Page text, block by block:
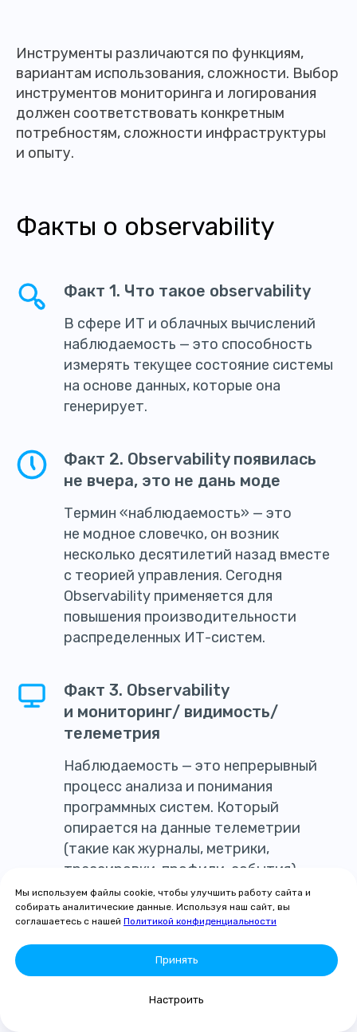
Инструменты различаются по функциям,
вариантам использования, сложности. Выбор
инструментов мониторинга и логирования
должен соответствовать конкретным
потребностям, сложности инфраструктуры
и опыту.
Факты о observability
Факт 1. Что такое observability
В сфере ИТ и облачных вычислений
наблюдаемость — это способность
измерять текущее состояние системы
на основе данных, которые она
генерирует.
Факт 2. Observability появилась
не вчера, это не дань моде
Термин «наблюдаемость» — это
не модное словечко, он возник
несколько десятилетий назад вместе
с теорией управления. Сегодня
Observability применяется для
повышения производительности
распределенных ИТ-систем.
Факт 3. Observability
и мониторинг/ видимость/
телеметрия
Наблюдаемость — это непрерывный
процесс анализа и понимания
программных систем. Который
опирается на данные телеметрии
(такие как журналы, метрики,
трассировки, профили, события)
и инструменты анализа.
Мониторинг — это акт активного или
пассивного обращения внимания
на какой-либо сигнал наблюдения. Это
может быть как простое: настройка
Мы используем файлы cookie, чтобы улучшить работу сайта и
собирать аналитические данные. Используя наш сайт, вы
соглашаетесь с нашей Политикой конфиденциальности
Принять
Настроить